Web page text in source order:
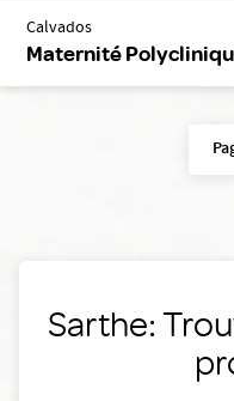
Calvados
Maternité
Sarthe: